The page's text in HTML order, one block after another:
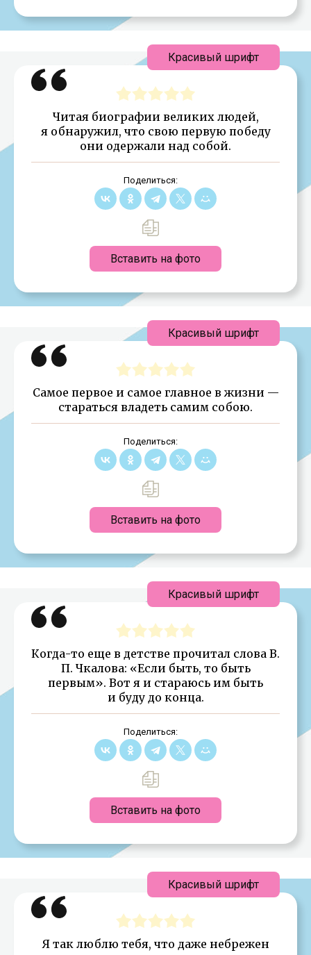
Читая биографии великих людей,
я обнаружил, что свою первую победу
они одержали над собой.
Поделиться:
Вставить на фото
Красивый шрифт
Самое первое и самое главное в жизни —
стараться владеть самим собою.
Поделиться:
Вставить на фото
Красивый шрифт
Когда-то еще в детстве прочитал слова В.
П. Чкалова: «Если быть, то быть
первым». Вот я и стараюсь им быть
и буду до конца.
Поделиться:
Вставить на фото
Красивый шрифт
Я так люблю тебя, что даже небрежен
Красивый шрифт